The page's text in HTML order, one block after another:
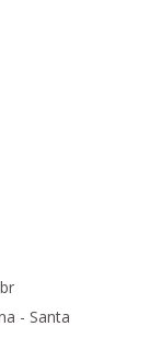
- Santa